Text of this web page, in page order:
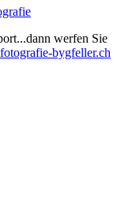
werfen Sie
bygfeller.ch